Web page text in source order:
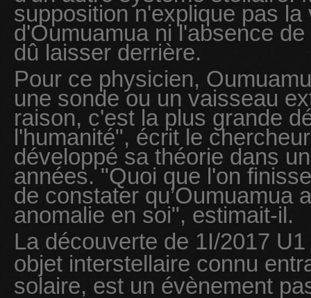
supposition n'explique pas
d'Oumuamua ni l'absence
dû laisser derrière.
Pour ce physicien,
une sonde ou un vaisseau
raison, c'est la plus grande
l'humanité", écrit le
développé sa théorie dans
années. "Quoi que l'on
de constater qu’Oumuamua
anomalie en soi", estimait-il.
La découverte de 1I/2017
objet interstellaire connu
solaire, est un évènement